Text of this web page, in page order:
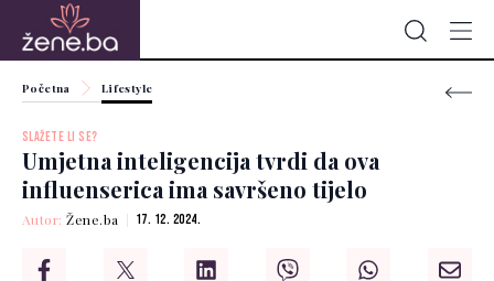
Početna Lifestyle
SLAŽETE LI SE?
Umjetna inteligencija tvrdi da ova
influenserica ima savršeno tijelo
Autor:Žene.ba 17. 12. 2024.